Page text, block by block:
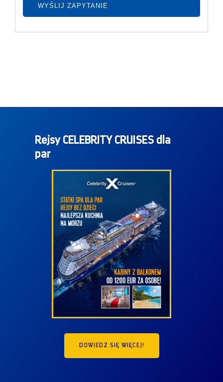
Rejsy CELEBRITY CRUISES dla
par
DOWIEDZ SIĘ WIĘCEJ!